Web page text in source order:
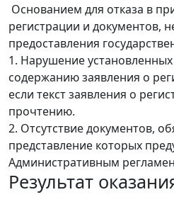
Основанием для отказа в
регистрации и документов,
предоставления
1. Нарушение
содержанию заявления о
если текст заявления о
прочтению.
2. Отсутствие документов,
представление которых
Административным
Результат